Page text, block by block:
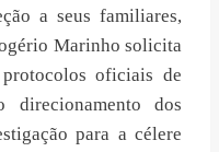
a seus familiares,
Marinho solicita
oficiais de
direcionamento dos
para a célere